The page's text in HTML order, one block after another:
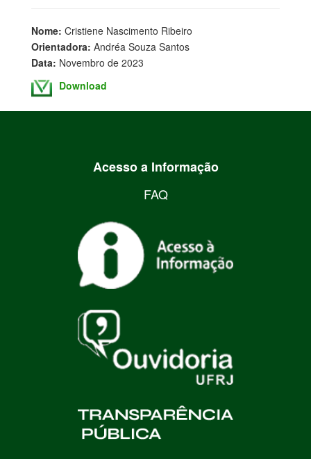
Nome: Cristiene Nascimento Ribeiro
Orientadora: Andréa Souza Santos
Data: Novembro de 2023
Download
Acesso a Informação
FAQ